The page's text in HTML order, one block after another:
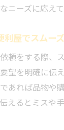
ニーズに応えて
利屋でスムー
頼をする際、
望を明確に伝
あれば品物や
えるとミスや